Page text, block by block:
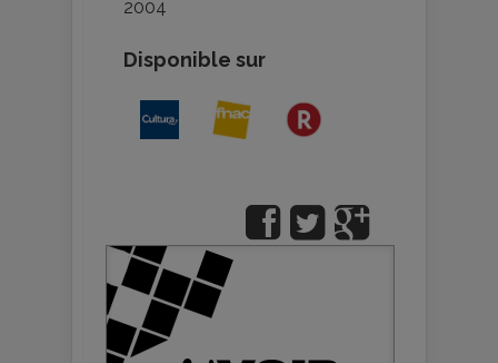
2004
Disponible sur